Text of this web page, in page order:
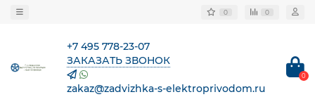
0 0
+7 495 778-23-07
ЗАКАЗАТЬ ЗВОНОК
zakaz@zadvizhka-s-elektroprivodom.ru
0